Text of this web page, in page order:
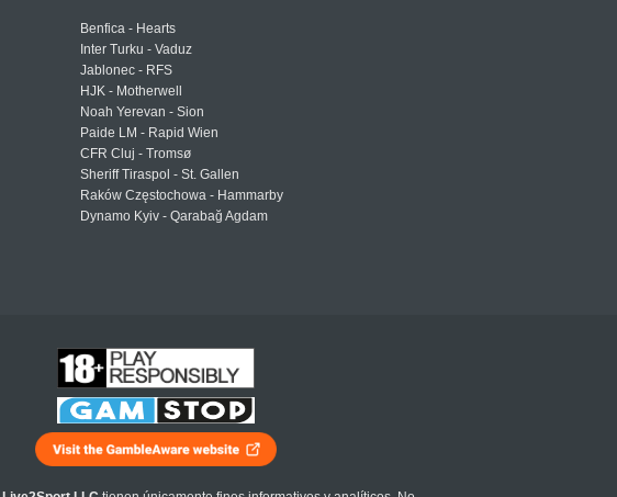
Benfica - Hearts
Inter Turku - Vaduz
Jablonec - RFS
HJK - Motherwell
Noah Yerevan - Sion
Paide LM - Rapid Wien
CFR Cluj - Tromsø
Sheriff Tiraspol - St. Gallen
Raków Częstochowa - Hammarby
Dynamo Kyiv - Qarabağ Agdam